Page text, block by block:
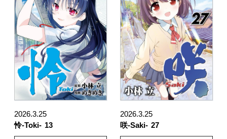
2026.3.25
怜-Toki- 13
2026.3.25
咲-Saki- 27